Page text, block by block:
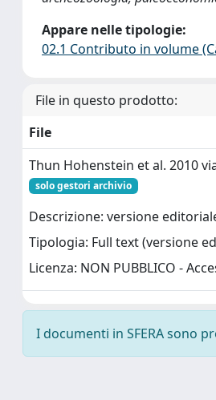
Appare nelle tipologie:
02.1 Contributo in volume
File in questo prodotto:
File
Thun Hohenstein et al. 2010
solo gestori archivio
Descrizione: versione
Tipologia: Full text (versione
Licenza: NON PUBBLICO -
I documenti in SFERA sono